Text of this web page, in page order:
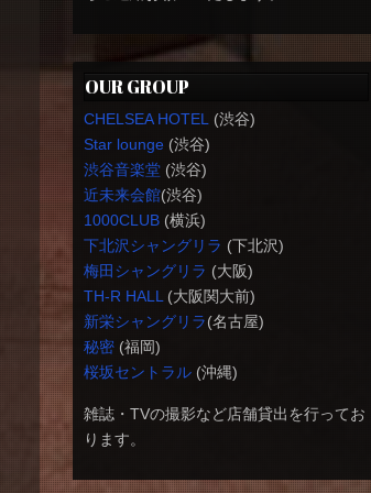
OUR GROUP
CHELSEA HOTEL
(渋谷)
Star lounge(渋谷)
渋谷音楽堂(渋谷)
近未来会館(渋谷)
1000CLUB(横浜)
下北沢シャングリラ (下北沢)
梅田シャングリラ (大阪)
TH-R HALL (大阪関大前)
新栄シャングリラ(名古屋)
秘密(福岡)
桜坂セントラル(沖縄)
雑誌・TVの撮影など店舗貸出を行ってお
ります。